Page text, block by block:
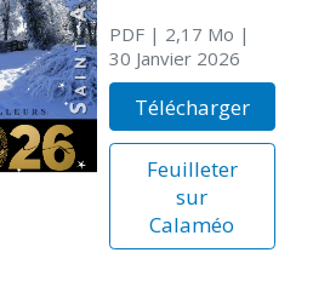
PDF| 2,17 Mo |
30 Janvier 2026
Télécharger
Feuilleter
sur
Calaméo